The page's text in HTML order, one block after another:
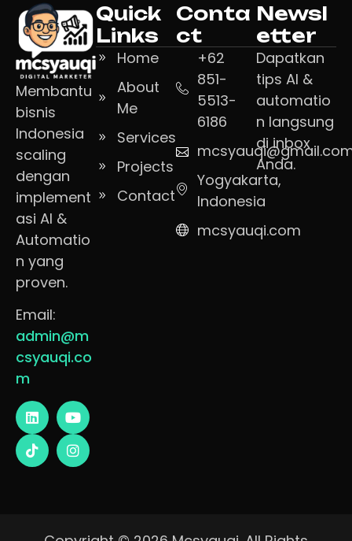
Membantu
bisnis
Indonesia
scaling
dengan
implement
asi AI &
Automatio
n yang
proven.
Email:
admin@m
csyauqi.co
m
Quick
Links
Home
About
Me
Services
Projects
Contact
Conta
ct
+62
851-
5513-
6186
Yogyakarta,
Indonesia
mcsyauqi.com
Newsl
etter
Dapatkan
tips AI &
automatio
n langsung
di inbox
Anda.